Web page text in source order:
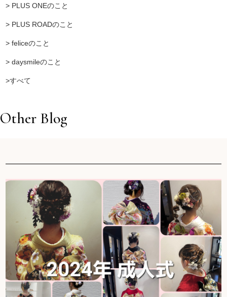
> PLUS ONEのこと
> PLUS ROADのこと
> feliceのこと
> daysmileのこと
>すべて
Other Blog